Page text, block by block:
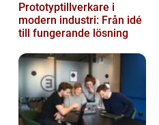
Prototyptillverkare i
modern industri: Från idé
till fungerande lösning